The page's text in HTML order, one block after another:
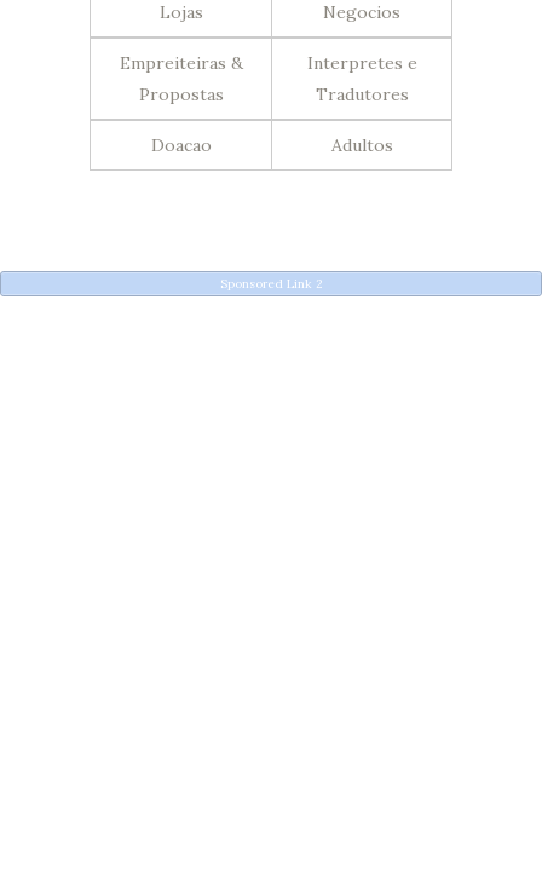
Lojas Negocios
Empreiteiras &
Propostas
Interpretes e
Tradutores
Doacao Adultos
Sponsored Link 2